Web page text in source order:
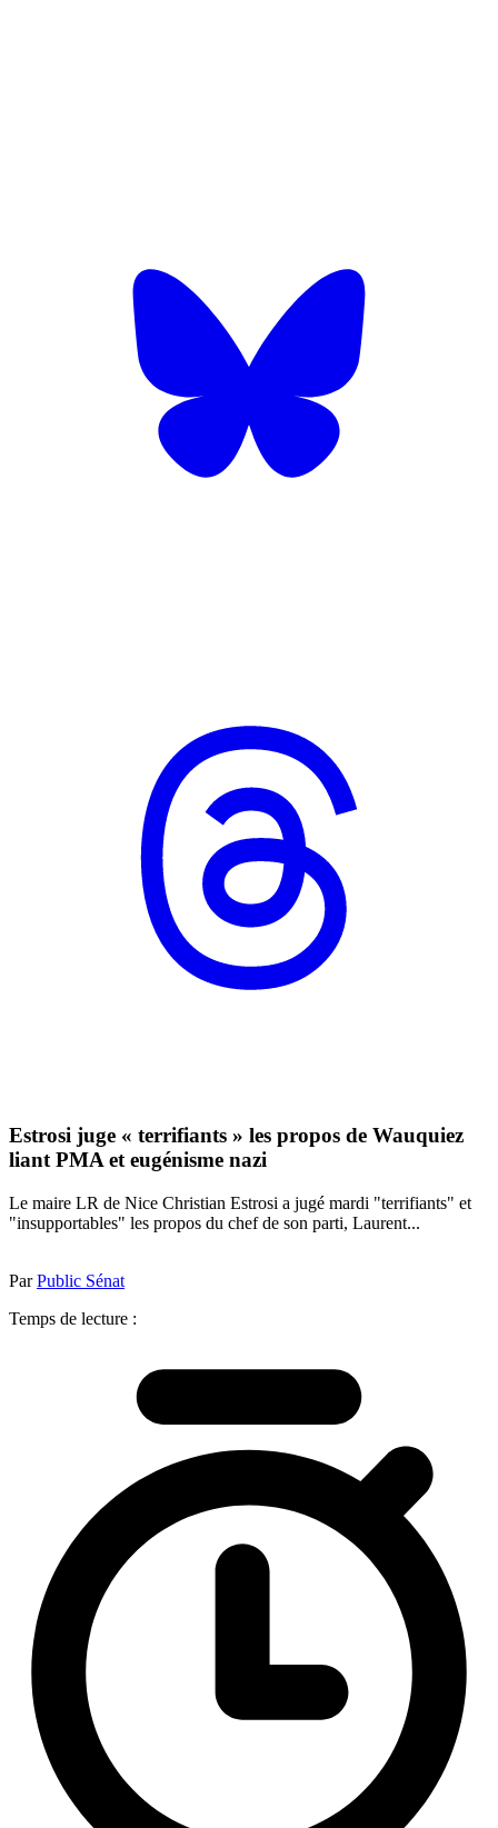
Estrosi juge « terrifiants » les propos de Wauquiez
liant PMA et eugénisme nazi
Le maire LR de Nice Christian Estrosi a jugé mardi "terrifiants" et
"insupportables" les propos du chef de son parti, Laurent...
ParPublic Sénat
Temps de lecture :